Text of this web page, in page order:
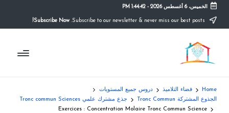
content
الخميس، 6 أغسطس 2026 -
1:44:43 PM
Subscribe Now!
م
و
ق
ع
التعليم
الصريح
Home فضاء التلاميذ
دروس جميع المستويات
الجذوع المشتركة Tronc Commun
جذع مشترك علمي Tronc commun Sciences
Exercices : Concentration Molaire Tronc Commun Science